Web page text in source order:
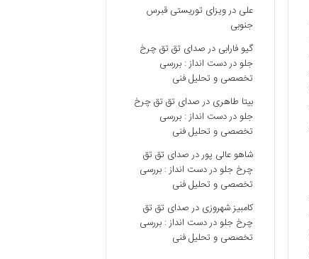
علی درویزای توریستی قبرس
جنوبی
گیو فارابی درصدای تق تق چرخ
جلو در دست انداز : بررسی
تخصصی و تحلیل فنی
بیتا طاهری درصدای تق تق چرخ
جلو در دست انداز : بررسی
تخصصی و تحلیل فنی
شاهو عالی پوردرصدای تق تق
چرخ جلو در دست انداز : بررسی
تخصصی و تحلیل فنی
کامبیز شهروزی درصدای تق تق
چرخ جلو در دست انداز : بررسی
تخصصی و تحلیل فنی